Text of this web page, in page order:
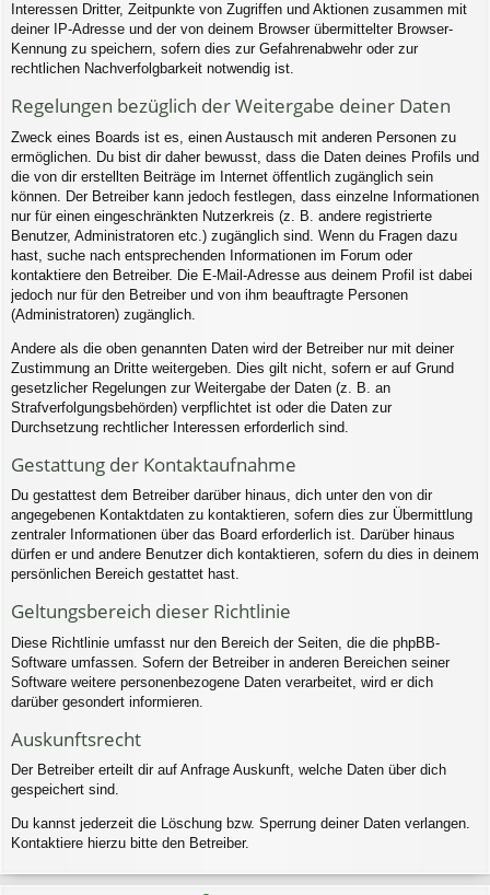
Interessen Dritter, Zeitpunkte von Zugriffen und Aktionen zusammen mit
deiner IP-Adresse und der von deinem Browser übermittelter Browser-
Kennung zu speichern, sofern dies zur Gefahrenabwehr oder zur
rechtlichen Nachverfolgbarkeit notwendig ist.
Regelungen bezüglich der Weitergabe deiner Daten
Zweck eines Boards ist es, einen Austausch mit anderen Personen zu
ermöglichen. Du bist dir daher bewusst, dass die Daten deines Profils und
die von dir erstellten Beiträge im Internet öffentlich zugänglich sein
können. Der Betreiber kann jedoch festlegen, dass einzelne Informationen
nur für einen eingeschränkten Nutzerkreis (z. B. andere registrierte
Benutzer, Administratoren etc.) zugänglich sind. Wenn du Fragen dazu
hast, suche nach entsprechenden Informationen im Forum oder
kontaktiere den Betreiber. Die E-Mail-Adresse aus deinem Profil ist dabei
jedoch nur für den Betreiber und von ihm beauftragte Personen
(Administratoren) zugänglich.
Andere als die oben genannten Daten wird der Betreiber nur mit deiner
Zustimmung an Dritte weitergeben. Dies gilt nicht, sofern er auf Grund
gesetzlicher Regelungen zur Weitergabe der Daten (z. B. an
Strafverfolgungsbehörden) verpflichtet ist oder die Daten zur
Durchsetzung rechtlicher Interessen erforderlich sind.
Gestattung der Kontaktaufnahme
Du gestattest dem Betreiber darüber hinaus, dich unter den von dir
angegebenen Kontaktdaten zu kontaktieren, sofern dies zur Übermittlung
zentraler Informationen über das Board erforderlich ist. Darüber hinaus
dürfen er und andere Benutzer dich kontaktieren, sofern du dies in deinem
persönlichen Bereich gestattet hast.
Geltungsbereich dieser Richtlinie
Diese Richtlinie umfasst nur den Bereich der Seiten, die die phpBB-
Software umfassen. Sofern der Betreiber in anderen Bereichen seiner
Software weitere personenbezogene Daten verarbeitet, wird er dich
darüber gesondert informieren.
Auskunftsrecht
Der Betreiber erteilt dir auf Anfrage Auskunft, welche Daten über dich
gespeichert sind.
Du kannst jederzeit die Löschung bzw. Sperrung deiner Daten verlangen.
Kontaktiere hierzu bitte den Betreiber.